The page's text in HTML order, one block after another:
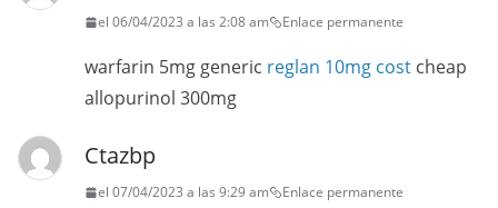
el 06/04/2023 a las 2:08 am Enlace permanente
warfarin 5mg generic reglan 10mg cost cheap
allopurinol 300mg
Ctazbp
el 07/04/2023 a las 9:29 am Enlace permanente